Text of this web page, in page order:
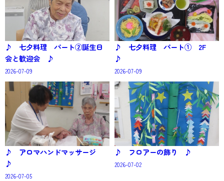
♪ 七夕料理 パート②誕生日
会と歓迎会 ♪
2026-07-09
♪ 七夕料理 パート① 2F
♪
2026-07-09
♪ アロマハンドマッサージ
♪
2026-07-05
♪ フロアーの飾り ♪
2026-07-02